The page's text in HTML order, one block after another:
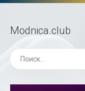
Modnica.club